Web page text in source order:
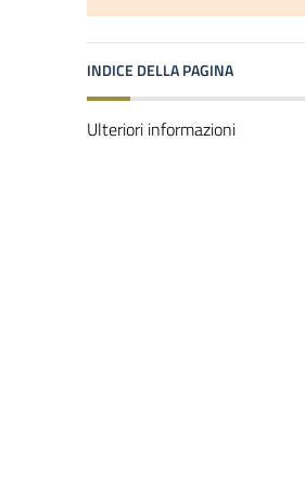
INDICE DELLA PAGINA
Ulteriori informazioni